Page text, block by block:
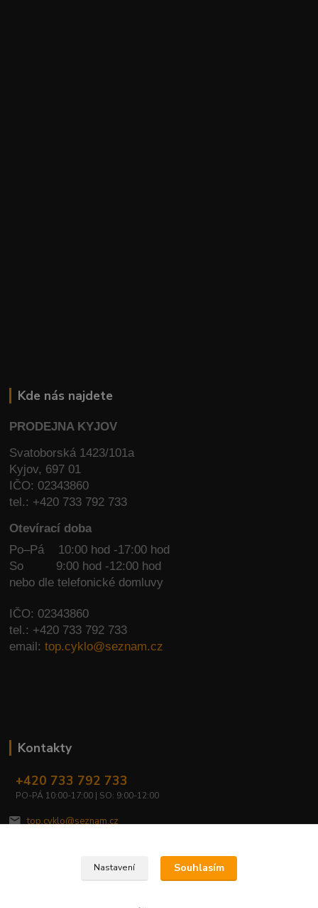
Kde nás najdete
PRODEJNA KYJOV
Svatoborská 1423/101a
Kyjov, 697 01
IČO: 02343860
tel.: +420 733 792 733
Otevírací doba
Po–Pá 10:00 hod -17:00 hod
So
9:00 hod -12:00 hod
nebo dle telefonické domluvy
IČO: 02343860
tel.: +420 733 792 733
email:top.cyklo@seznam.cz
Kontakty
+420 733 792 733
PO-PÁ 10:00-17:00 | SO: 9:00-12:00
top.cyklo@seznam.cz
Nastavení Souhlasím